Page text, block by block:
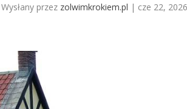
Wysłany przez zolwimkrokiem.pl | cze 22, 2026